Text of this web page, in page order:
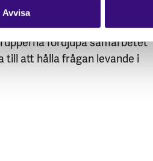
Avvisa
uppmärksammat Västsahara
med politiker och
fördjupa samarbetet
att hålla frågan levande i